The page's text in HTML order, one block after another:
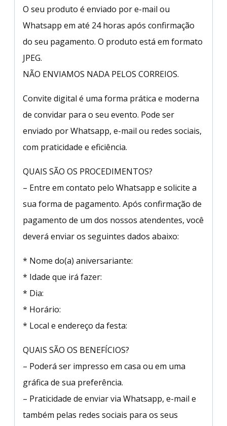
O seu produto é enviado por e-mail ou
Whatsapp em até 24 horas após confirmação
do seu pagamento. O produto está em formato
JPEG.
NÃO ENVIAMOS NADA PELOS CORREIOS.
Convite digital é uma forma prática e moderna
de convidar para o seu evento. Pode ser
enviado por Whatsapp, e-mail ou redes sociais,
com praticidade e eficiência.
QUAIS SÃO OS PROCEDIMENTOS?
– Entre em contato pelo Whatsapp e solicite a
sua forma de pagamento. Após confirmação de
pagamento de um dos nossos atendentes, você
deverá enviar os seguintes dados abaixo:
* Nome do(a) aniversariante:
* Idade que irá fazer:
* Dia:
* Horário:
* Local e endereço da festa:
QUAIS SÃO OS BENEFÍCIOS?
– Poderá ser impresso em casa ou em uma
gráfica de sua preferência.
– Praticidade de enviar via Whatsapp, e-mail e
também pelas redes sociais para os seus